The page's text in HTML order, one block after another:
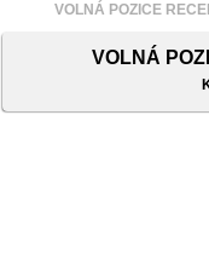
VOLNÁ POZICE
VOLNÁ